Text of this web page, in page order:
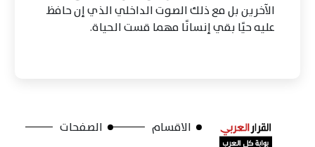
الآخرين بل مع ذلك الصوت الداخلي الذي إن حافظ
عليه حيًا بقي إنسانًا مهما قست الحياة.
الاقسام الصفحات